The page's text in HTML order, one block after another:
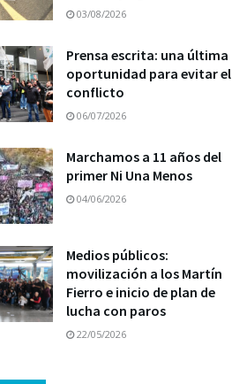
03/08/2026
Prensa escrita: una última
oportunidad para evitar el
conflicto
06/07/2026
Marchamos a 11 años del
primer Ni Una Menos
04/06/2026
Medios públicos:
movilización a los Martín
Fierro e inicio de plan de
lucha con paros
22/05/2026